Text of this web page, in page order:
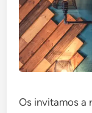
Os invitamos a